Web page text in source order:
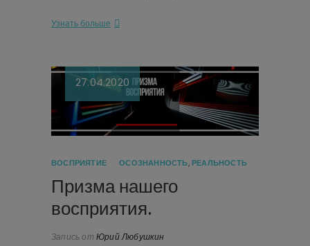
Узнать больше
27.04.2020
ВОСПРИЯТИЕ ОСОЗНАННОСТЬ,РЕАЛЬНОСТЬ
Призма нашего
восприятия.
Запись от Юрий Любушкин